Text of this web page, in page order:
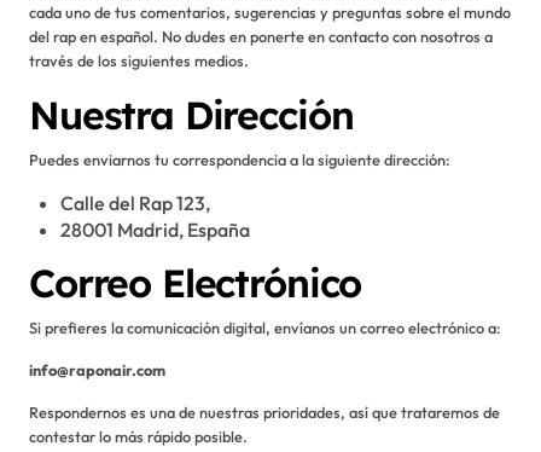
cada uno de tus comentarios, sugerencias y preguntas sobre el mundo
del rap en español. No dudes en ponerte en contacto con nosotros a
través de los siguientes medios.
Nuestra Dirección
Puedes enviarnos tu correspondencia a la siguiente dirección:
Calle del Rap 123,
28001 Madrid, España
Correo Electrónico
Si prefieres la comunicación digital, envíanos un correo electrónico a:
info@raponair.com
Respondernos es una de nuestras prioridades, así que trataremos de
contestar lo más rápido posible.